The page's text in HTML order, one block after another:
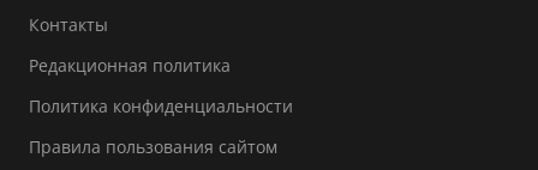
Контакты
Редакционная политика
Политика конфиденциальности
Правила пользования сайтом